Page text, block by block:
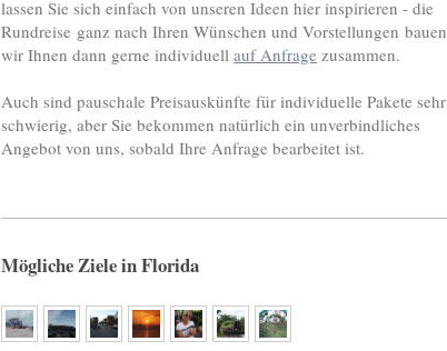
lassen Sie sich einfach von unseren Ideen hier inspirieren - die
Rundreise ganz nach Ihren Wünschen und Vorstellungen bauen
wir Ihnen dann gerne individuellauf Anfrage zusammen.
Auch sind pauschale Preisauskünfte für individuelle Pakete sehr
schwierig, aber Sie bekommen natürlich ein unverbindliches
Angebot von uns, sobald Ihre Anfrage bearbeitet ist.
Mögliche Ziele in Florida